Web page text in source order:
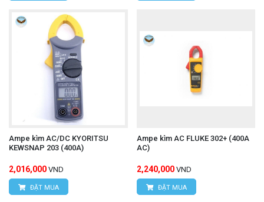
Ampe kìm AC/DC KYORITSU
KEWSNAP 203 (400A)
2,016,000 VND
ĐẶT MUA
Ampe kìm AC FLUKE 302+ (400A
AC)
2,240,000 VND
ĐẶT MUA